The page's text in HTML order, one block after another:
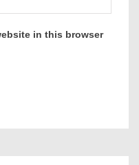
in this browser